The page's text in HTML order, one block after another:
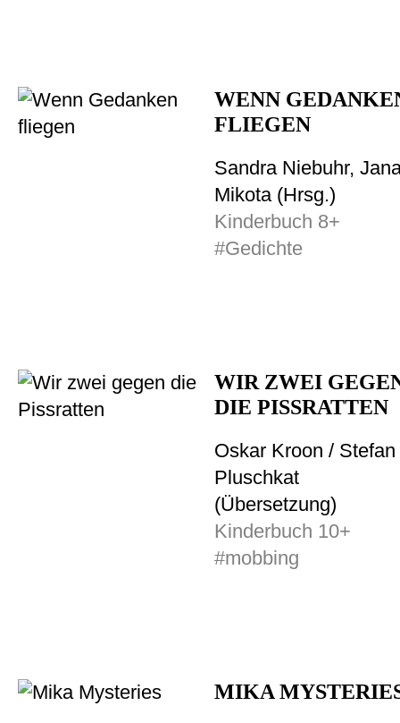
WENN
FLIEGEN
Sandra Niebuhr,
Mikota (Hrsg.)
Kinderbuch 8+
#Gedichte
WIR ZWEI
DIE PISSRATTEN
Oskar Kroon / Stefan
Pluschkat
(Übersetzung)
Kinderbuch 10+
#mobbing
MIKA